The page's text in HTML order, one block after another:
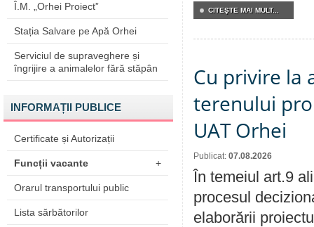
Î.M. „Orhei Proiect”
Stația Salvare pe Apă Orhei
Serviciul de supraveghere și
îngrijire a animalelor fără stăpân
INFORMAȚII PUBLICE
Certificate și Autorizații
Funcții vacante +
Orarul transportului public
Lista sărbătorilor
CITEŞTE MAI MULT...
Cu privire la
terenului
UAT Orhei
Publicat: 07.08.2026
În temeiul art.9
procesul
elaborării